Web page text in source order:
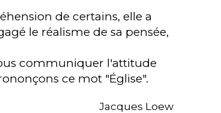
de certains, elle a
le réalisme de sa pensée,
communiquer l'attitude
ce mot "Église".
Jacques Loew